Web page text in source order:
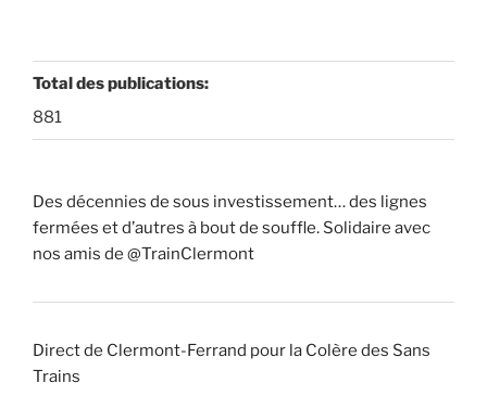
Total des publications:
881
Des décennies de sous investissement… des lignes
fermées et d’autres à bout de souffle. Solidaire avec
nos amis de @TrainClermont
Direct de Clermont-Ferrand pour la Colère des Sans
Trains